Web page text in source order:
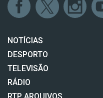
NOTÍCIAS
DESPORTO
TELEVISÃO
RÁDIO